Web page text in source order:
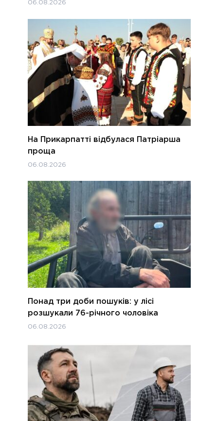
06.08.2026
На Прикарпатті відбулася Патріарша
проща
06.08.2026
Понад три доби пошуків: у лісі
розшукали 76-річного чоловіка
06.08.2026